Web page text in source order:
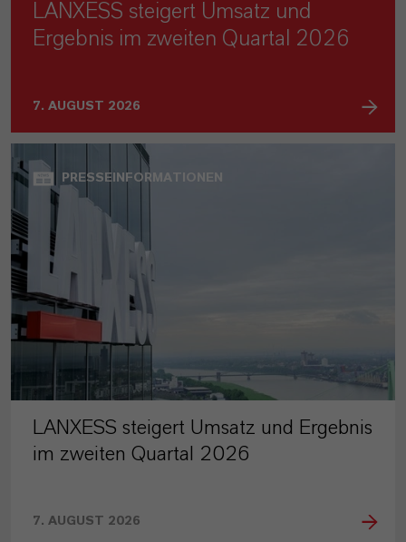
LANXESS steigert Umsatz und
Ergebnis im zweiten Quartal 2026
7. AUGUST 2026
PRESSEINFORMATIONEN
LANXESS steigert Umsatz und Ergebnis
im zweiten Quartal 2026
7. AUGUST 2026